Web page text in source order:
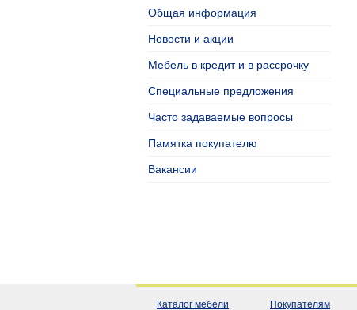
Общая информация
Новости и акции
Мебель в кредит и в рассрочку
Специальные предложения
Часто задаваемые вопросы
Памятка покупателю
Вакансии
Каталог мебели Покупателям